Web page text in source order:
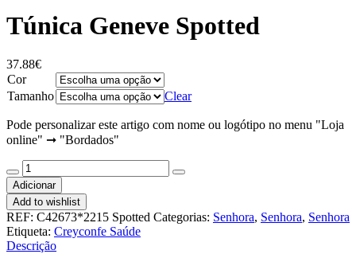
Túnica Geneve Spotted
37.88€
Cor
Tamanho
Clear
Pode personalizar este artigo com nome ou logótipo no menu "Loja
online" ➞ "Bordados"
Quantidade
de
Túnica
Geneve
Spotted
Adicionar
Add to wishlist
REF: C42673*2215 Spotted Categorias: Senhora, Senhora, Senhora
Etiqueta: Creyconfe Saúde
Descrição